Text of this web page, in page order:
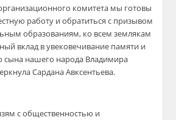
комитета мы готовы
работу и обратиться с призывом
образованиям, ко всем землякам
вклад в увековечивание памяти и
сына нашего народа Владимира
СарданаАвксентьева.
с общественностью и